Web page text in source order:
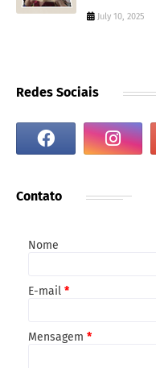
July 10, 2025
Redes Sociais
Contato
Nome
E-mail *
Mensagem *